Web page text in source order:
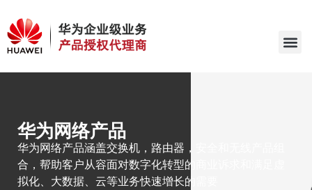
华为网络产品
华为网络产品涵盖交换机，路由器，安全和无线产品组
合，帮助客户从容面对数字化转型的商业诉求和满足虚
拟化、大数据、云等业务快速增长的需要